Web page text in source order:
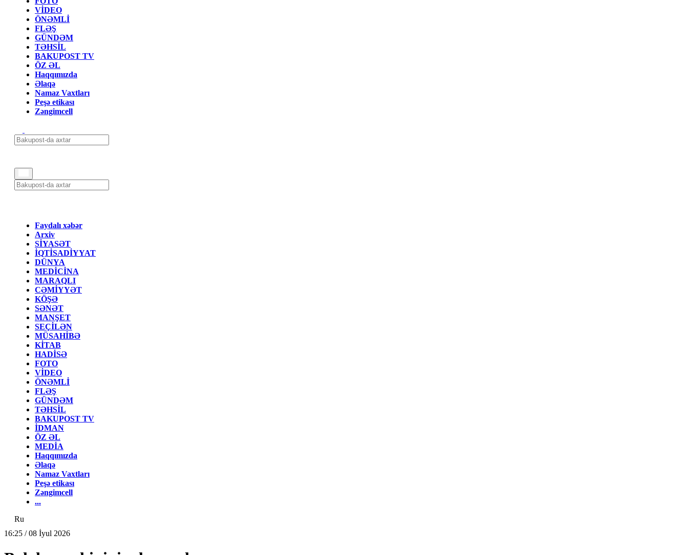
VİDEO
ÖNƏMLİ
FLƏŞ
GÜNDƏM
TƏHSİL
BAKUPOST TV
ÖZ ƏL
Haqqımızda
Əlaqə
Namaz Vaxtları
Peşə etikası
Zəngimcell
Faydalı xəbər
Arxiv
SİYASƏT
İQTİSADİYYAT
DÜNYA
MEDİCİNA
MARAQLI
CƏMİYYƏT
KÖŞƏ
SƏNƏT
MANŞET
SEÇİLƏN
MÜSAHİBƏ
KİTAB
HADİSƏ
FOTO
VİDEO
ÖNƏMLİ
FLƏŞ
GÜNDƏM
TƏHSİL
BAKUPOST TV
İDMAN
ÖZ ƏL
MEDİA
Haqqımızda
Əlaqə
Namaz Vaxtları
Peşə etikası
Zəngimcell
...
Ru
16:25 / 08 İyul 2026